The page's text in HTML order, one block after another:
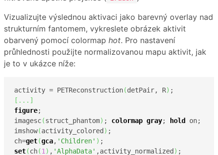
Vizualizujte výslednou aktivaci jako barevný overlay nad
strukturním fantomem, vykreslete obrázek aktivit
obarvený pomocí colormap hot. Pro nastavení
průhlednosti použijte normalizovanou mapu aktivit, jak
je to v ukázce níže:
activity = PETReconstruction(detPair, R)
[ ... ]
figure;
imagesc(struct_phantom) ; colormap gray; hold
on;
imshow(activity_colored ) ;
ch=get(gca, 'Children' )
set(ch(1 ) , 'AlphaData' ,activity_normalized )